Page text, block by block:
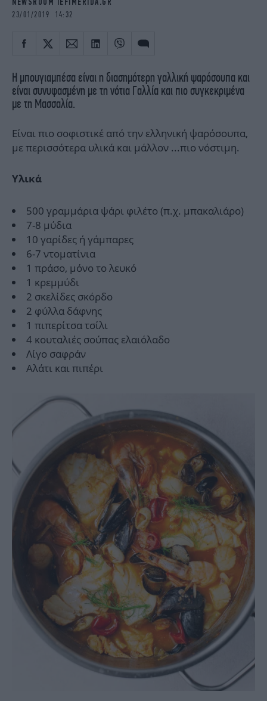
iBOOKS
MEDIA
NEWSLETTER
NEWSROOM IEFIMERIDA.GR
23/01/2019 14:32
Η µπουγιαµπέσα είναι η διασηµότερη γαλλική ψαρόσουπα και
είναι συνυφασµένη µε τη νότια Γαλλία και πιο συγκεκριµένα
µε τη Μασσαλία.
Είναι πιο σοφιστικέ από την ελληνική ψαρόσουπα,
με περισσότερα υλικά και μάλλον ...πιο νόστιμη.
Υλικά
500 γραμμάρια ψάρι φιλέτο (π.χ. μπακαλιάρο)
7-8 μύδια
10 γαρίδες ή γάμπαρες
6-7 ντοματίνια
1 πράσο, μόνο το λευκό
1 κρεμμύδι
2 σκελίδες σκόρδο
2 φύλλα δάφνης
1 πιπερίτσα τσίλι
4 κουταλιές σούπας ελαιόλαδο
Λίγο σαφράν
Αλάτι και πιπέρι